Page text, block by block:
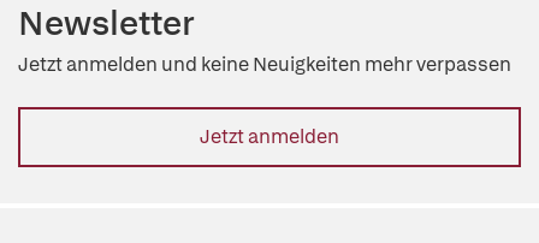
Newsletter
Jetzt anmelden und keine Neuigkeiten mehr verpassen
Jetzt anmelden